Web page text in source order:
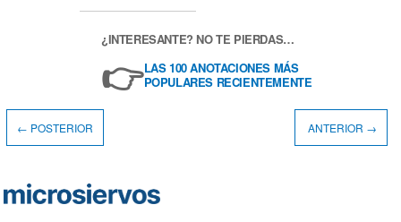
¿INTERESANTE? NO TE PIERDAS…
👉LAS 100 ANOTACIONES MÁS
POPULARES RECIENTEMENTE
← POSTERIOR ANTERIOR →